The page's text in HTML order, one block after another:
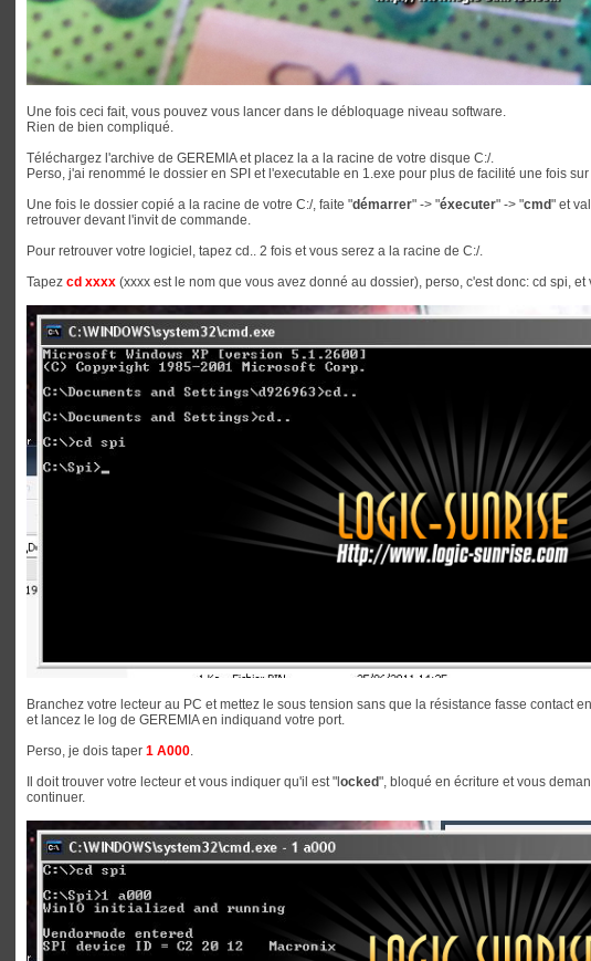
Une fois ceci fait, vous pouvez vous lancer dans le débloquage niveau software.
Rien de bien compliqué.
Téléchargez l'archive de GEREMIA et placez la a la racine de votre disque C:/.
Perso, j'ai renommé le dossier en SPI et l'executable en 1.exe pour plus de facilité une fois
Une fois le dossier copié a la racine de votre C:/, faite "démarrer" -> "éxecuter" -> "cmd" et
retrouver devant l'invit de commande.
Pour retrouver votre logiciel, tapez cd.. 2 fois et vous serez a la racine de C:/.
Tapez cd xxxx (xxxx est le nom que vous avez donné au dossier), perso, c'est donc: cd spi, et
Branchez votre lecteur au PC et mettez le sous tension sans que la résistance fasse contact
et lancez le log de GEREMIA en indiquand votre port.
Perso, je dois taper 1 A000.
Il doit trouver votre lecteur et vous indiquer qu'il est "l ocked", bloqué en écriture et vous
continuer.